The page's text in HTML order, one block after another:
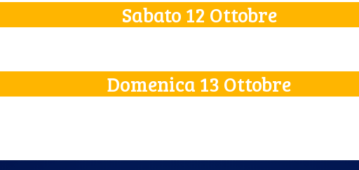
Sabato 12 Ottobre
Domenica 13 Ottobre